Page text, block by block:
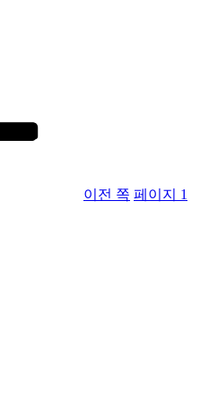
이전 쪽 페이지 1